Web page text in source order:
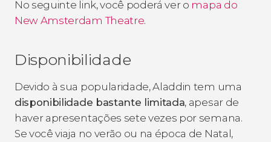
No seguinte link, você poderá ver o mapa do
New Amsterdam Theatre.
Disponibilidade
Devido à sua popularidade, Aladdin tem uma
disponibilidade bastante limitada, apesar de
haver apresentações sete vezes por semana.
Se você viaja no verão ou na época de Natal,